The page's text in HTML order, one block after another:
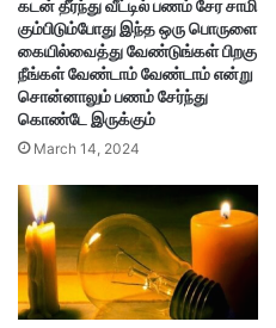
கடன் தீர்ந்து வீட்டில் பணம் சேர சாமி
கும்பிடும்போது இந்த ஒரு பொருளை
கையில்வைத்து வேண்டுங்கள் பிறகு
நீங்கள் வேண்டாம் வேண்டாம் என்று
சொன்னாலும் பணம் சேர்ந்து
கொண்டே இருக்கும்
March 14, 2024